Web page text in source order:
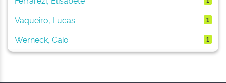
Vaqueiro, Lucas 1
Werneck, Caio 1